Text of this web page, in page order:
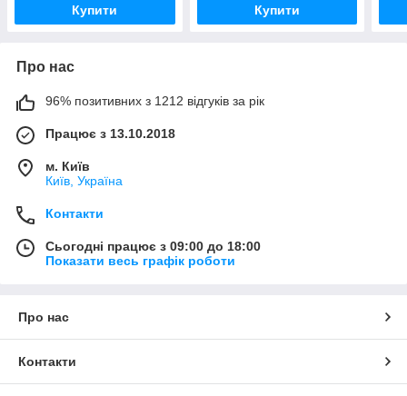
Купити Купити
Про нас
96% позитивних з 1212 відгуків за рік
Працює з 13.10.2018
м. Київ
Київ, Україна
Контакти
Сьогодні працює з 09:00 до 18:00
Показати весь графік роботи
Про нас
Контакти